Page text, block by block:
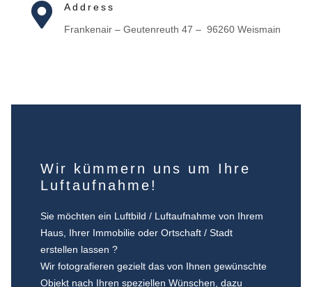

Address
Frankenair – Geutenreuth 47 – 96260 Weismain
Wir kümmern uns um Ihre
Luftaufnahme!
Sie möchten ein Luftbild / Luftaufnahme von Ihrem
Haus, Ihrer Immobilie oder Ortschaft / Stadt
erstellen lassen ?
Wir fotografieren gezielt das von Ihnen gewünschte
Objekt nach Ihren speziellen Wünschen, dazu